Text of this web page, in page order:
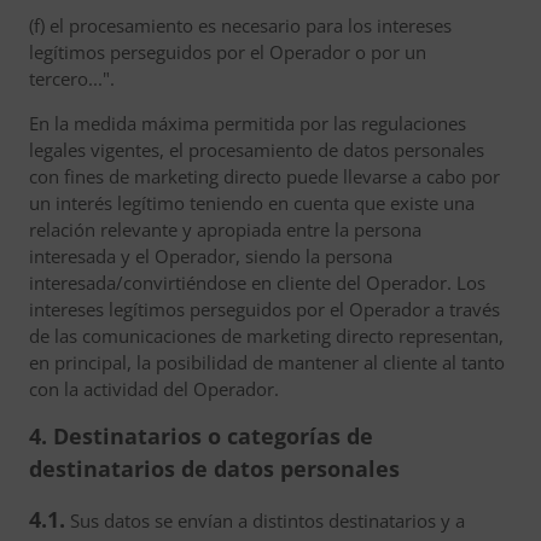
(f) el procesamiento es necesario para los intereses
legítimos perseguidos por el Operador o por un
tercero...".
En la medida máxima permitida por las regulaciones
legales vigentes, el procesamiento de datos personales
con fines de marketing directo puede llevarse a cabo por
un interés legítimo teniendo en cuenta que existe una
relación relevante y apropiada entre la persona
interesada y el Operador, siendo la persona
interesada/convirtiéndose en cliente del Operador. Los
intereses legítimos perseguidos por el Operador a través
de las comunicaciones de marketing directo representan,
en principal, la posibilidad de mantener al cliente al tanto
con la actividad del Operador.
4. Destinatarios o categorías de
destinatarios de datos personales
4.1. Sus datos se envían a distintos destinatarios y a